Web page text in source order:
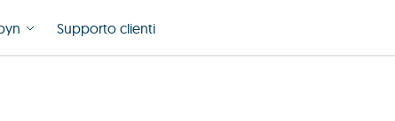
Supporto clienti